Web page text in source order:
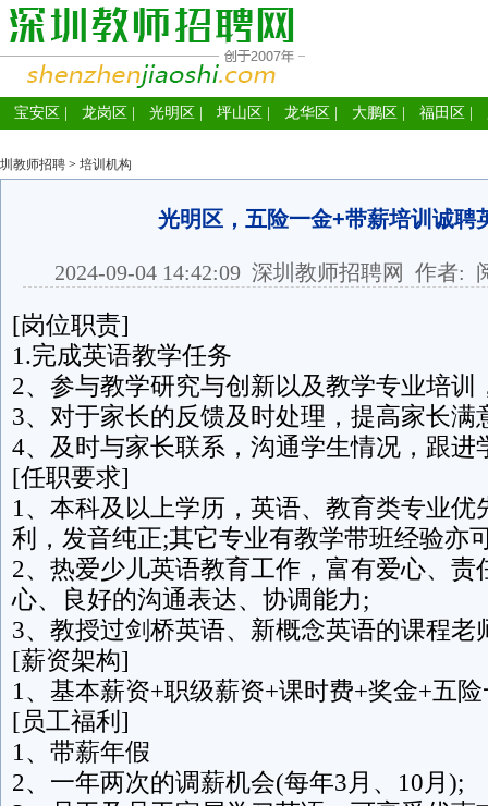
宝安区 龙岗区 光明区 坪山区 龙华区 大鹏区 福田区
圳教师招聘 > 培训机构
光明区，五险一金+带薪培训诚聘
2024-09-04 14:42:09 深圳教师招聘网 作者:
[岗位职责]
1.完成英语教学任务
2、参与教学研究与创新以及教学专业培训
3、对于家长的反馈及时处理，提高家长满
4、及时与家长联系，沟通学生情况，跟进
[任职要求]
1、本科及以上学历，英语、教育类专业优
利，发音纯正;其它专业有教学带班经验亦
2、热爱少儿英语教育工作，富有爱心、责
心、良好的沟通表达、协调能力;
3、教授过剑桥英语、新概念英语的课程老
[薪资架构]
1、基本薪资+职级薪资+课时费+奖金+五
[员工福利]
1、带薪年假
2、一年两次的调薪机会(每年3月、10月);